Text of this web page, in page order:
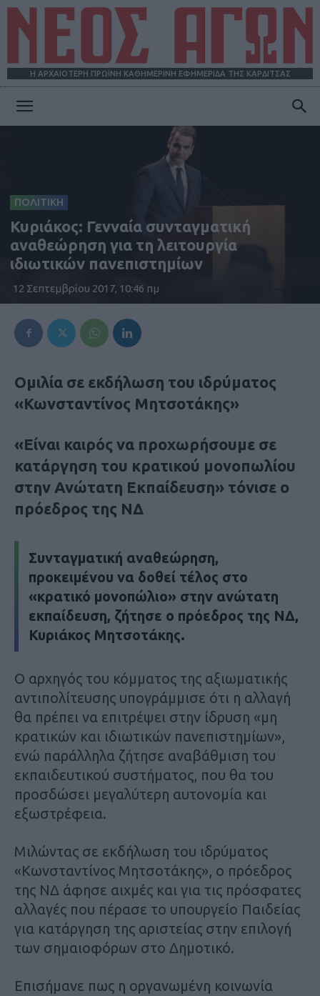
Η ΑΡΧΑΙΟΤΕΡΗ ΠΡΩΪΝΗ ΚΑΘΗΜΕΡΙΝΗ ΕΦΗΜΕΡΙΔΑ ΤΗΣ ΚΑΡΔΙΤΣΑΣ
ΑΓΩΝ
ΠΟΛΙΤΙΚΗ
Κυριάκος: Γενναία συνταγματική
αναθεώρηση για τη λειτουργία
ιδιωτικών πανεπιστημίων
12 Σεπτεμβρίου 2017, 10:46 πμ
Ομιλία σε εκδήλωση του ιδρύματος
«Κωνσταντίνος Μητσοτάκης»
«Είναι καιρός να προχωρήσουμε σε
κατάργηση του κρατικού μονοπωλίου
στην Ανώτατη Εκπαίδευση» τόνισε ο
πρόεδρος της ΝΔ
Συνταγματική αναθεώρηση,
προκειμένου να δοθεί τέλος στο
«κρατικό μονοπώλιο» στην ανώτατη
εκπαίδευση, ζήτησε ο πρόεδρος της ΝΔ,
Κυριάκος Μητσοτάκης.
Ο αρχηγός του κόμματος της αξιωματικής
αντιπολίτευσης υπογράμμισε ότι η αλλαγή
θα πρέπει να επιτρέψει στην ίδρυση «μη
κρατικών και ιδιωτικών πανεπιστημίων»,
ενώ παράλληλα ζήτησε αναβάθμιση του
εκπαιδευτικού συστήματος, που θα του
προσδώσει μεγαλύτερη αυτονομία και
εξωστρέφεια.
Μιλώντας σε εκδήλωση του ιδρύματος
«Κωνσταντίνος Μητσοτάκης», ο πρόεδρος
της ΝΔ άφησε αιχμές και για τις πρόσφατες
αλλαγές που πέρασε το υπουργείο Παιδείας
για κατάργηση της αριστείας στην επιλογή
των σημαιοφόρων στο Δημοτικό.
Επισήμανε πως η οργανωμένη κοινωνία